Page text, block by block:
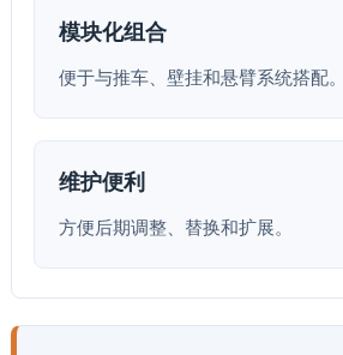
模块化组合
便于与推车、壁挂和悬臂系统搭配。
维护便利
方便后期调整、替换和扩展。